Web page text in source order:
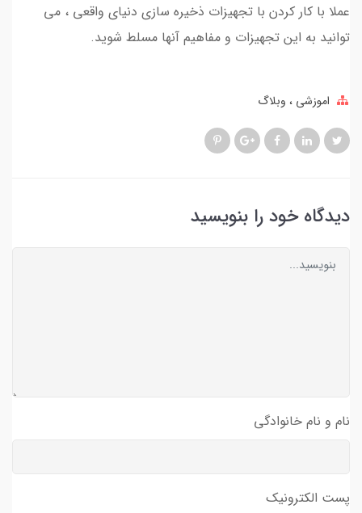
عملا با کار کردن با تجهیزات ذخیره سازی دنیای واقعی ، می
توانید به این تجهیزات و مفاهیم آنها مسلط شوید.
اموزشی وبلاگ
دیدگاه خود را بنویسید
نام و نام خانوادگی
پست الکترونیک